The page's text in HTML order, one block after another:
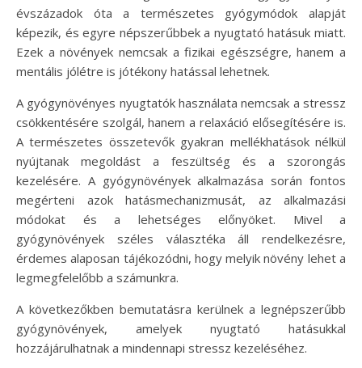
évszázadok óta a természetes gyógymódok alapját
képezik, és egyre népszerűbbek a nyugtató hatásuk miatt.
Ezek a növények nemcsak a fizikai egészségre, hanem a
mentális jólétre is jótékony hatással lehetnek.
A gyógynövényes nyugtatók használata nemcsak a stressz
csökkentésére szolgál, hanem a relaxáció elősegítésére is.
A természetes összetevők gyakran mellékhatások nélkül
nyújtanak megoldást a feszültség és a szorongás
kezelésére. A gyógynövények alkalmazása során fontos
megérteni azok hatásmechanizmusát, az alkalmazási
módokat és a lehetséges előnyöket. Mivel a
gyógynövények széles választéka áll rendelkezésre,
érdemes alaposan tájékozódni, hogy melyik növény lehet a
legmegfelelőbb a számunkra.
A következőkben bemutatásra kerülnek a legnépszerűbb
gyógynövények, amelyek nyugtató hatásukkal
hozzájárulhatnak a mindennapi stressz kezeléséhez.